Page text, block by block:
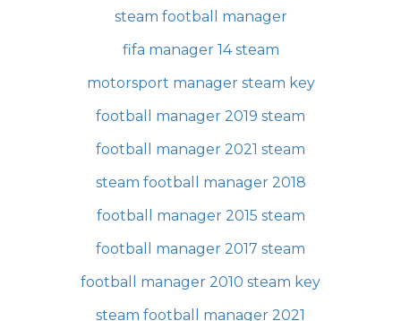
steam football manager
fifa manager 14 steam
motorsport manager steam key
football manager 2019 steam
football manager 2021 steam
steam football manager 2018
football manager 2015 steam
football manager 2017 steam
football manager 2010 steam key
steam football manager 2021